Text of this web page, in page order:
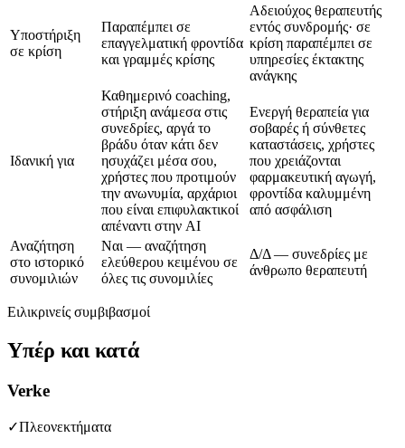
Υποστήριξη
σε κρίση
Παραπέμπει σε
επαγγελματική φροντίδα
και γραμμές κρίσης
Αδειούχος θεραπευτής
εντός συνδρομής· σε
κρίση παραπέμπει σε
υπηρεσίες έκτακτης
ανάγκης
Ιδανική για
Καθημερινό coaching,
στήριξη ανάμεσα στις
συνεδρίες, αργά το
βράδυ όταν κάτι δεν
ησυχάζει μέσα σου,
χρήστες που προτιμούν
την ανωνυμία, αρχάριοι
που είναι επιφυλακτικοί
απέναντι στην AI
Ενεργή θεραπεία για
σοβαρές ή σύνθετες
καταστάσεις, χρήστες
που χρειάζονται
φαρμακευτική αγωγή,
φροντίδα καλυμμένη
από ασφάλιση
Αναζήτηση
στο ιστορικό
συνομιλιών
Ναι — αναζήτηση
ελεύθερου κειμένου σε
όλες τις συνομιλίες
Δ/Δ — συνεδρίες με
άνθρωπο θεραπευτή
Ειλικρινείς συμβιβασμοί
Υπέρ και κατά
Verke
✓Πλεονεκτήματα